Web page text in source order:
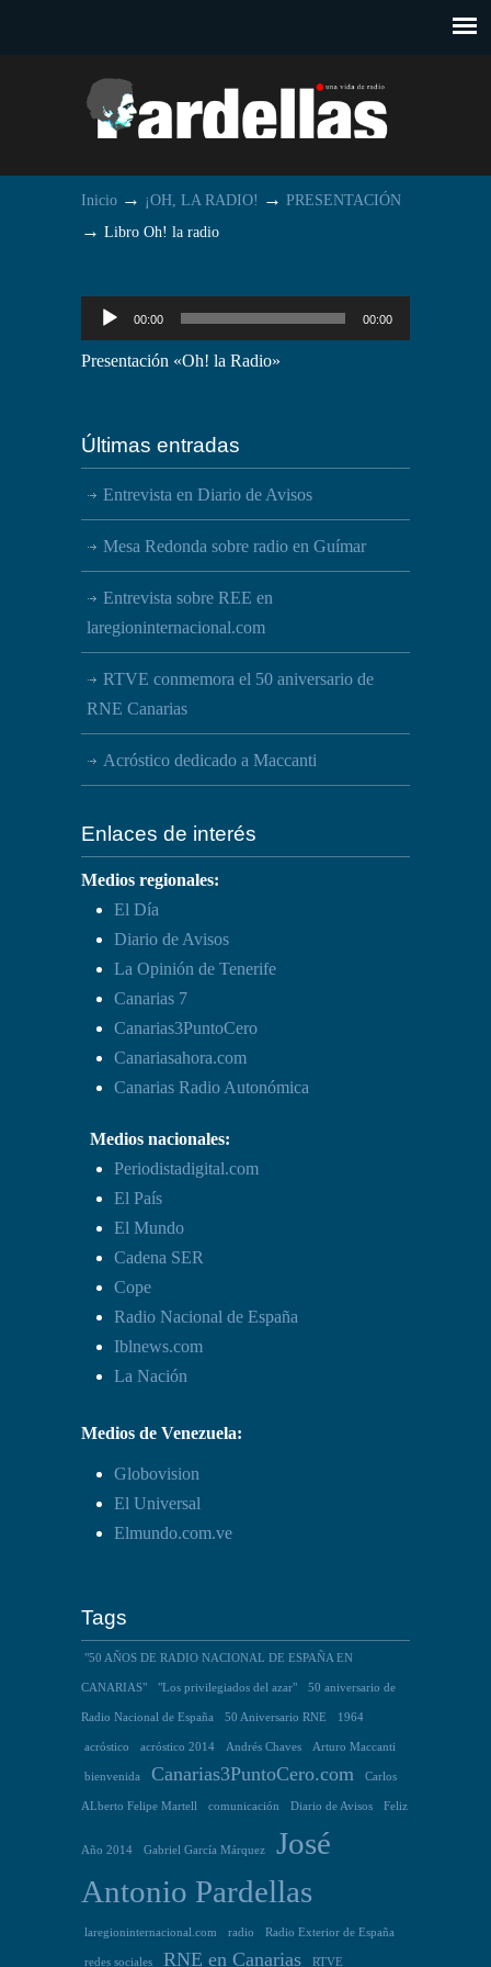
Inicio → ¡OH, LA RADIO! → PRESENTACIÓN
→ Libro Oh! la radio
Reproductor
de
audio
00:00 00:00
Presentación «Oh! la Radio»
Últimas entradas
Entrevista en Diario de Avisos
Mesa Redonda sobre radio en Guímar
Entrevista sobre REE en
laregioninternacional.com
RTVE conmemora el 50 aniversario de
RNE Canarias
Acróstico dedicado a Maccanti
Enlaces de interés
Medios regionales:
El Día
Diario de Avisos
La Opinión de Tenerife
Canarias 7
Canarias3PuntoCero
Canariasahora.com
Canarias Radio Autonómica
Medios nacionales:
Periodistadigital.com
El País
El Mundo
Cadena SER
Cope
Radio Nacional de España
Iblnews.com
La Nación
Medios de Venezuela:
Globovision
El Universal
Elmundo.com.ve
Tags
"50 AÑOS DE RADIO NACIONAL DE ESPAÑA EN
CANARIAS" "Los privilegiados del azar" 50 aniversario de
Radio Nacional de España 50 Aniversario RNE 1964
acróstico acróstico 2014 Andrés Chaves Arturo Maccanti
bienvenida Canarias3PuntoCero.com Carlos
ALberto Felipe Martell comunicación Diario de Avisos Feliz
Año 2014 Gabriel García Márquez
José
Antonio Pardellas
laregioninternacional.com radio Radio Exterior de España
redes sociales RNE en Canarias RTVE